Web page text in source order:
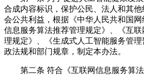
合成内容标识，保护公民、法人和其
会公共利益，根据《中华人民共和国
信息服务算法推荐管理规定》、《互
理规定》、《生成式人工智能服务管
政法规和部门规章，制定本办法。
第二条 符合《互联网信息服务算法